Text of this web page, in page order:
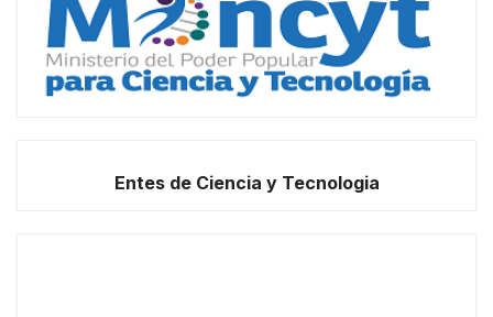
Entes de Ciencia y Tecnologia